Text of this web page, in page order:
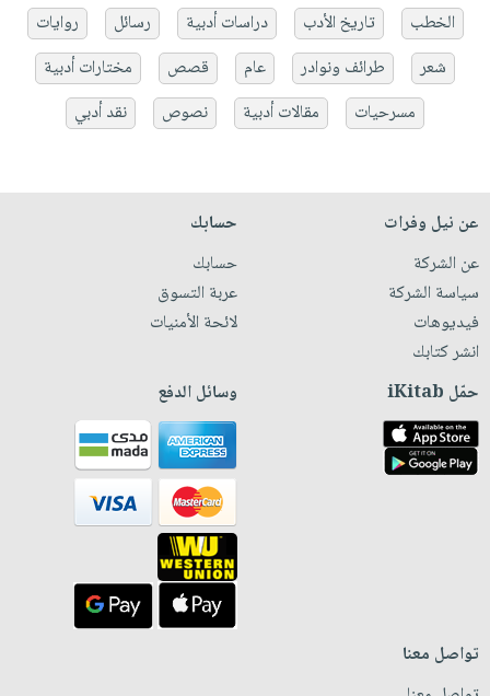
الخطب
تاريخ الأدب دراسات أدبية رسائل
روايات
شعر
طرائف ونوادر عام قصص
مختارات أدبية
مسرحيات
مقالات أدبية نصوص نقد أدبي
عن نيل وفرات
عن الشركة
سياسة الشركة
فيديوهات
انشر كتابك
حسابك
حسابك
عربة التسوق
لائحة الأمنيات
حمّل iKitab وسائل الدفع
تواصل معنا